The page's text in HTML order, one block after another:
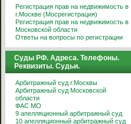
Регистрация прав на недвижимость в
г.Москве (Мосрегистрация)
Регистрация прав на недвижимость в
Московской области
Ответы на вопросы по регистрации
Суды РФ. Адреса. Телефоны.
Реквизиты. Судьи.
Арбитражный суд г.Москвы
Арбитражный суд Московской
области
ФАС МО
9 апелляционный арбитражный суд
10 апелляционный арбитражный суд